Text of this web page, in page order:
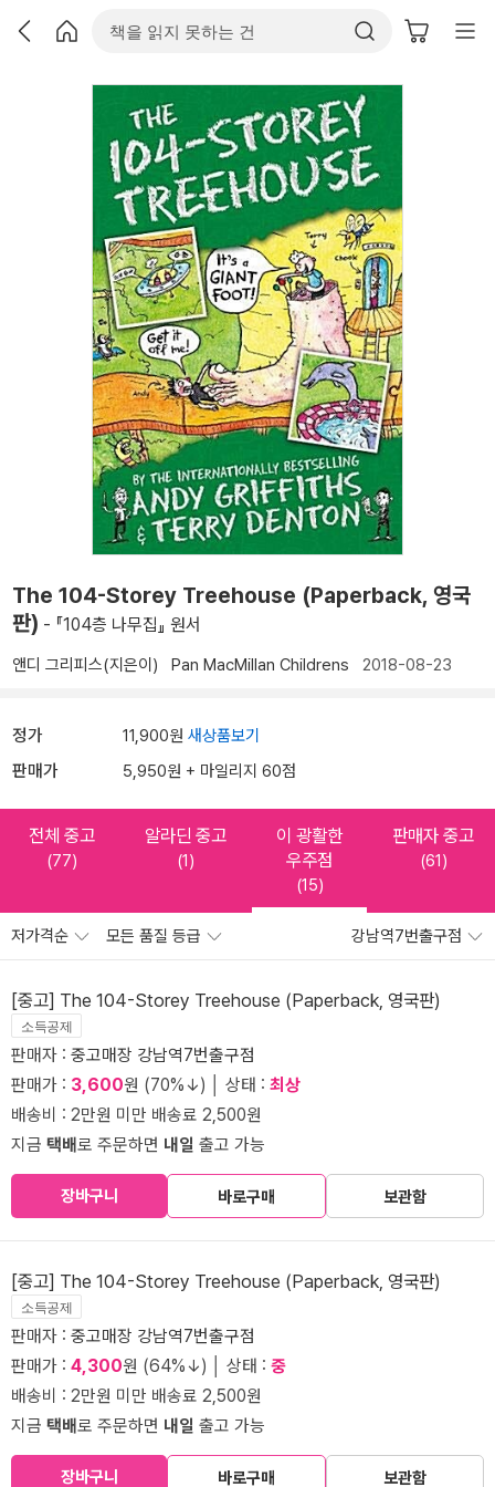
The 104-Storey Treehouse (Paperback, 영국
판) - 『104층 나무집』 원서
앤디 그리피스(지은이) Pan MacMillan Childrens 2018-08-23
정가 11,900원 새상품보기
판매가 5,950원 + 마일리지 60점
전체 중고
(77)
알라딘 중고
(1)
이 광활한
우주점
(15)
판매자 중고
(61)
저가격순 모든 품질 등급 강남역7번출구점
[중고] The 104-Storey Treehouse (Paperback, 영국판)
소득공제
판매자 : 중고매장 강남역7번출구점
판매가 : 3,600원 (70%↓) │ 상태 : 최상
배송비 : 2만원 미만 배송료 2,500원
지금 택배로 주문하면 내일 출고 가능
장바구니 바로구매 보관함
[중고] The 104-Storey Treehouse (Paperback, 영국판)
소득공제
판매자 : 중고매장 강남역7번출구점
판매가 : 4,300원 (64%↓) │ 상태 : 중
배송비 : 2만원 미만 배송료 2,500원
지금 택배로 주문하면 내일 출고 가능
장바구니 바로구매 보관함